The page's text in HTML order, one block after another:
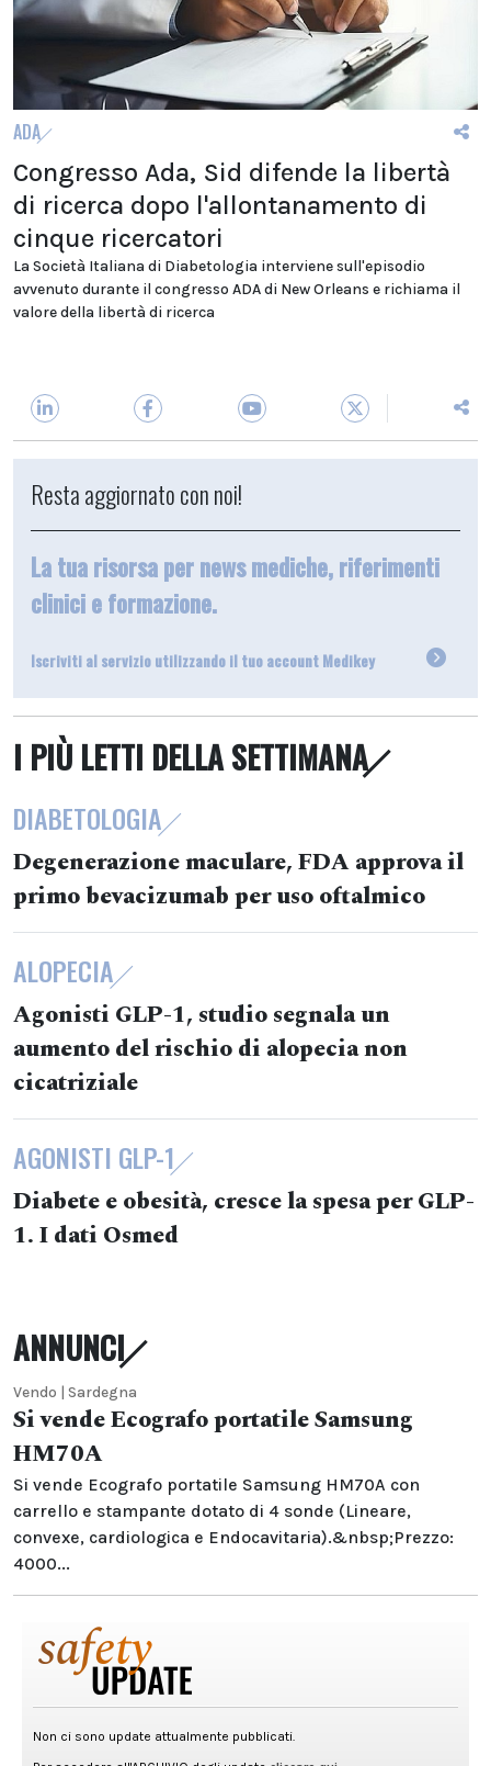
ADA
Congresso Ada, Sid difende la libertà
di ricerca dopo l'allontanamento di
cinque ricercatori
La Società Italiana di Diabetologia interviene sull'episodio
avvenuto durante il congresso ADA di New Orleans e richiama il
valore della libertà di ricerca
Resta aggiornato con noi!
La tua risorsa per news mediche, riferimenti
clinici e formazione.
Iscriviti al servizio utilizzando il tuo account Medikey
I PIÙ LETTI DELLA SETTIMANA
DIABETOLOGIA
Degenerazione maculare, FDA approva il
primo bevacizumab per uso oftalmico
ALOPECIA
Agonisti GLP-1, studio segnala un
aumento del rischio di alopecia non
cicatriziale
AGONISTI GLP-1
Diabete e obesità, cresce la spesa per GLP-
1. I dati Osmed
ANNUNCI
Vendo | Sardegna
Si vende Ecografo portatile Samsung
HM70A
Si vende Ecografo portatile Samsung HM70A con
carrello e stampante dotato di 4 sonde (Lineare,
convexe, cardiologica e Endocavitaria).&nbsp;Prezzo:
4000...